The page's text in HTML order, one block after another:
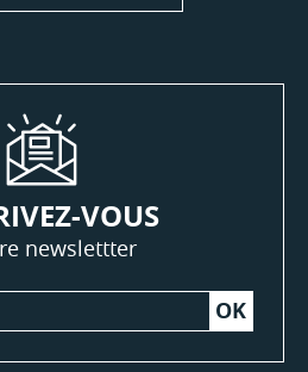
VOUS
newslettter